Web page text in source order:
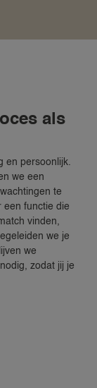
als
en persoonlijk.
we een
te
een functie die
vinden,
we je
we
zodat jij je